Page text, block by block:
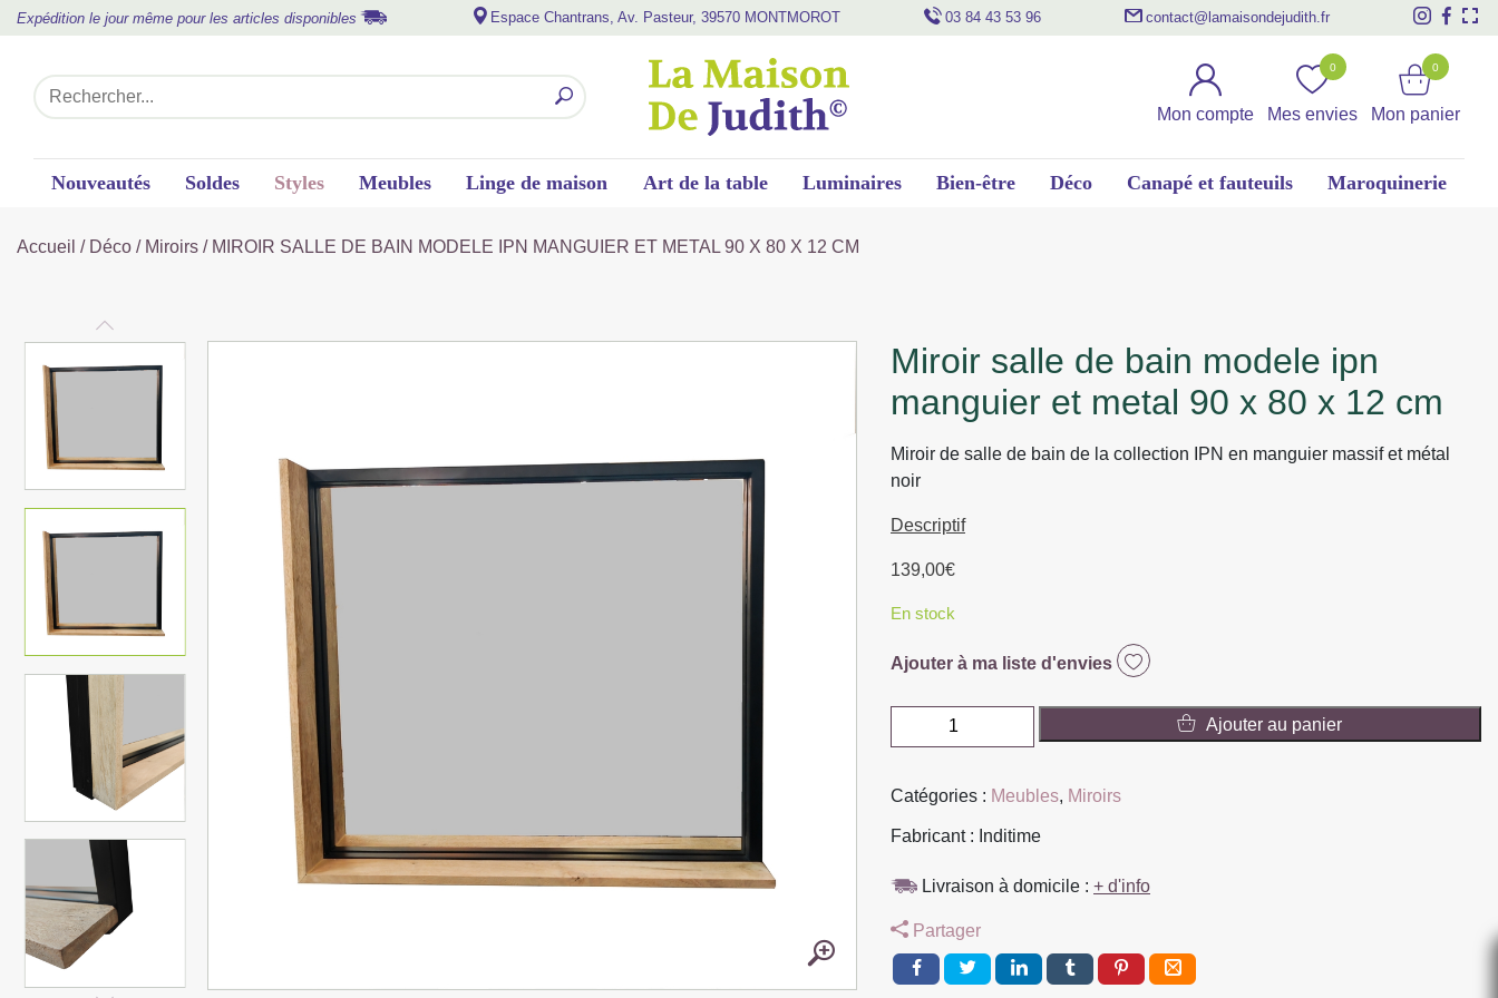
Expédition le jour même pour les articles disponibles Espace Chantrans, Av. Pasteur, 39570 MONTMOROT 03 84 43 53 96 contact@lamaisondejudith.fr
Mon compte Mes envies
0
Mon panier
0
Nouveautés Soldes Styles Meubles Linge de maison Art de la table Luminaires Bien-être Déco Canapé et fauteuils Maroquinerie
Accueil / Déco / Miroirs / MIROIR SALLE DE BAIN MODELE IPN MANGUIER ET METAL 90 X 80 X 12 CM
miroir salle de bain modele ipn
manguier et metal 90 x 80 x 12 cm
Miroir de salle de bain de la collection IPN en manguier massif et métal
noir
Descriptif
139,00€
En stock
Ajouter à ma liste d'envies
quantité
de
SALLE
DE
MODELE
MANGUIER
ET
METAL
Ajouter au panier
Catégories : Meubles, Miroirs
Fabricant : Inditime
Livraison à domicile : + d'info
Partager